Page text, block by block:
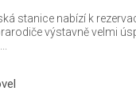
stanice nabízí k
výstavně velmi